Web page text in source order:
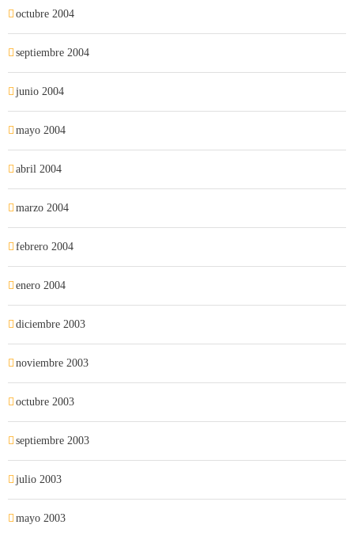
octubre 2004
septiembre 2004
junio 2004
mayo 2004
abril 2004
marzo 2004
febrero 2004
enero 2004
diciembre 2003
noviembre 2003
octubre 2003
septiembre 2003
julio 2003
mayo 2003